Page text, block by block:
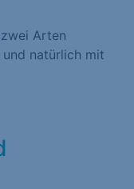
Arten
und natürlich mit